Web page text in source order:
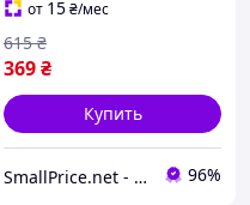
от 15₴/мес
369₴
615 ₴
Купить
SmallPrice.net - магазин товаров для дома и аксессуаров 96%